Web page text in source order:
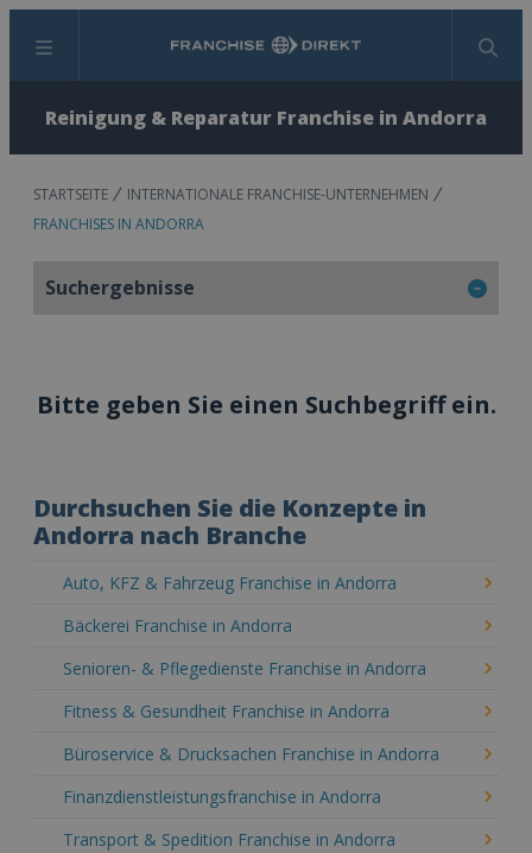
Menü Suchen
Reinigung & Reparatur Franchise in Andorra
STARTSEITE
INTERNATIONALE FRANCHISE-UNTERNEHMEN
FRANCHISES IN ANDORRA
Suchergebnisse
Bitte geben Sie einen Suchbegriff ein.
Durchsuchen Sie die Konzepte in
Andorra nach Branche
Auto, KFZ & Fahrzeug Franchise in Andorra
Bäckerei Franchise in Andorra
Senioren- & Pflegedienste Franchise in Andorra
Fitness & Gesundheit Franchise in Andorra
Büroservice & Drucksachen Franchise in Andorra
Finanzdienstleistungsfranchise in Andorra
Transport & Spedition Franchise in Andorra